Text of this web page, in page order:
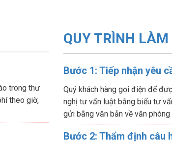
trong thư
theo giờ,
QUY TRÌNH LÀM
Bước 1: Tiếp nhận yêu
Quý khách hàng gọi điện để
nghị tư vấn luật bằng biểu tư
gửi bằng văn bản về văn
Bước 2: Thẩm định câu